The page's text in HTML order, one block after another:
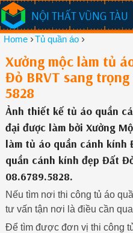
NỘI THẤT VŨNG TÀU
Home ›Tủ quần áo ›
Xưởng mộc làm tủ
Đỏ BRVT sang
5828
Ảnh thiết kế tủ áo quần
đại được làm bởi Xưởng
làm tủ áo quần cánh kính
quần cánh kính đẹp Đất
08.6789.5828.
Nếu tìm nơi thi công tủ áo
tư vấn tận nơi là điều cần
Để tìm được đơn vị thi công